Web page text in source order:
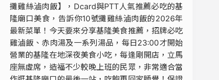
攤雞絲滷肉飯】，Dcard與PTT人氣推薦必吃的基
隆廟口美食，告訴你10號攤雞絲滷肉飯的2026年
最新菜單！今天要來分享基隆美食推薦，招牌必吃
雞滷飯、赤肉湯及一系列湯品，每日23:00才開始
營業的基隆在地深夜美食小吃，每逢剛開店，立馬
座無虛席，造福不少較晚上班的民眾，非常適合當